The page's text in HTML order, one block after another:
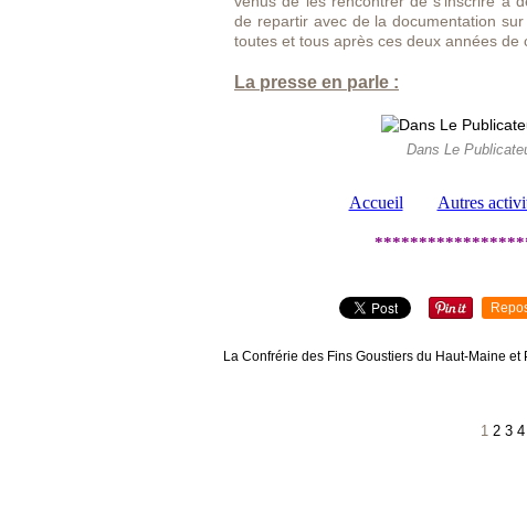
de repartir avec de la documentation
toutes et tous après ces deux années de
La presse en parle :
Dans Le
Accueil Autres
La Confrérie des Fins Goustiers du Haut-Maine
1 2 3 4